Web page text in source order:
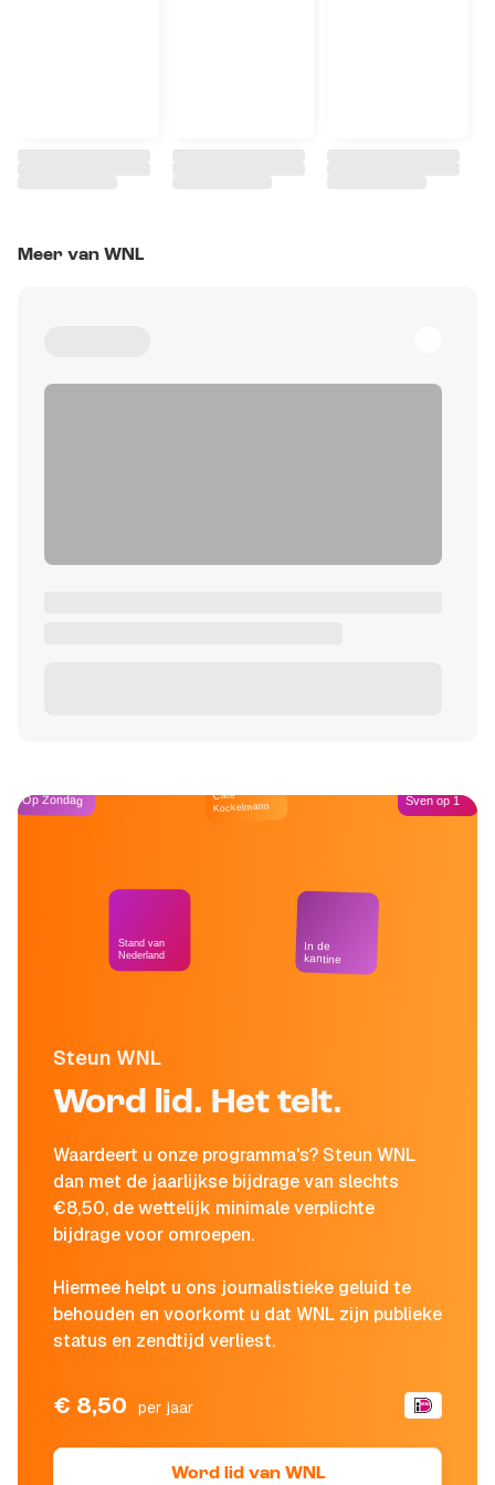
Meer van WNL
Steun WNL
Word lid. Het telt.
Waardeert u onze programma's? Steun WNL
dan met de jaarlijkse bijdrage van slechts
€8,50, de wettelijk minimale verplichte
bijdrage voor omroepen.
Hiermee helpt u ons journalistieke geluid te
behouden en voorkomt u dat WNL zijn publieke
status en zendtijd verliest.
€ 8,50 per jaar
Word lid van WNL
Op Zondag
Stand van
Nederland
Café
Kockelmann
In de
kantine
Sven op 1